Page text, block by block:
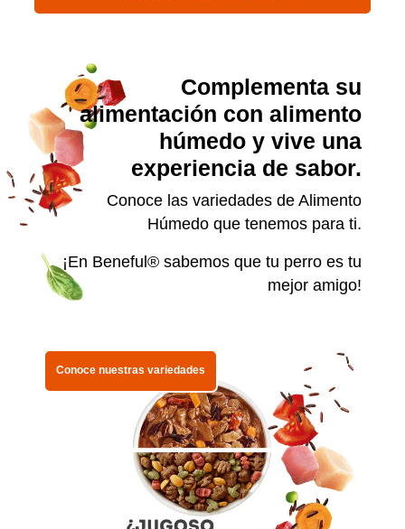
Complementa su
alimentación con alimento
húmedo y vive una
experiencia de sabor.
Conoce las variedades de Alimento
Húmedo que tenemos para ti.
¡En Beneful® sabemos que tu perro es tu
mejor amigo!
Conoce nuestras variedades